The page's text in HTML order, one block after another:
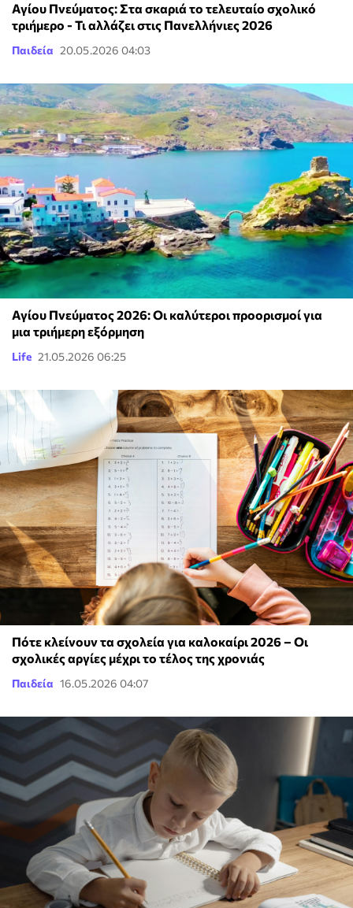
Αγίου Πνεύματος: Στα σκαριά το τελευταίο σχολικό
τριήμερο - Τι αλλάζει στις Πανελλήνιες 2026
Παιδεία 20.05.2026 04:03
Αγίου Πνεύματος 2026: Οι καλύτεροι προορισμοί για
μια τριήμερη εξόρμηση
Life 21.05.2026 06:25
Πότε κλείνουν τα σχολεία για καλοκαίρι 2026 – Οι
σχολικές αργίες μέχρι το τέλος της χρονιάς
Παιδεία 16.05.2026 04:07